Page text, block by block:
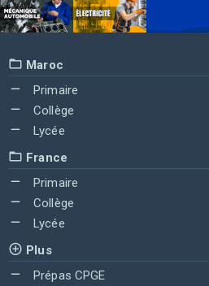
Maroc
Primaire
Collège
Lycée
France
Primaire
Collège
Lycée
Plus
Prépas CPGE